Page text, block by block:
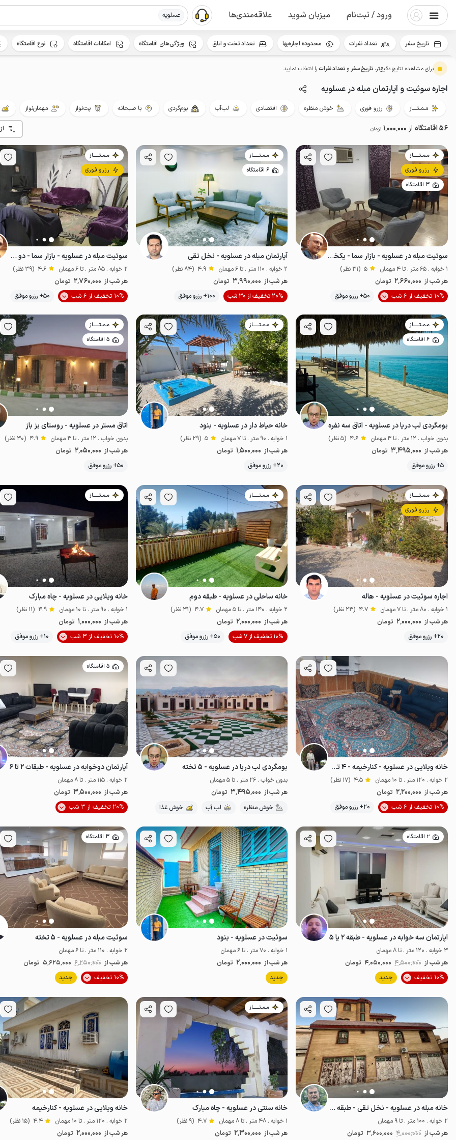
ورود / ثبت‌نام میزبان شوید علاقه‌مندی‌ها عسلویه
برای مشاهده نتایج دقیق‌تر، تاریخ سفرو تعداد نفراترا انتخاب نمایید
اجاره سوئیت و آپارتمان مبله در عسلویه
مـمـتــــاز رزرو فوری خوش منظره اقتصادی لب‌آب بوم‌گردی با صبحانه پت‌نواز مهمان‌نواز
56 اقامتگاه از 1٬000٬000 تومان
مـمـتــــــاز
رزرو فوری
3 اقامتگاه
سوئیت مبله در عسلویه - بازار سما - یکخوابه
1 خوابه . 65 متر . تا 4 مهمان 5 (31 نظر)
هر شب از 2٬660٬000 تومان
10% تخفیف از 6 شب
50+ رزرو موفق موقعیت در نقشه
مـمـتــــــاز
6 اقامتگاه
آپارتمان مبله در عسلویه - نخل تقی
2 خوابه . 110 متر . تا 6 مهمان 4.9 (84 نظر)
هر شب از 3٬990٬000 تومان
20% تخفیف از 30 شب
100+ رزرو موفق موقعیت در نقشه
مـمـتــــــاز
رزرو فوری
سوئیت مبله در عسلویه - بازار سما - دو خوابه
2 خوابه . 85 متر . تا 6 مهمان 4.6 (39 نظر)
هر شب از 2٬760٬000 تومان
10% تخفیف از 6 شب
50+ رزرو موفق
مـمـتــــــاز
6 اقامتگاه
بومگردی لب دریا در عسلویه - اتاق سه نفره
بدون خواب . 12 متر . تا 3 مهمان 4.6 (5 نظر)
هر شب از 3٬495٬000 تومان
5+ رزرو موفق
خوش منظره مناسب توان‌یاب
مـمـتــــــاز
خانه حیاط دار در عسلویه - بنود
1 خوابه . 90 متر . تا 7 مهمان 5 (29 نظر)
هر شب از 1٬500٬000 تومان
20+ رزرو موفق
اقتصادی
مـمـتــــــاز
5 اقامتگاه
اتاق مستر در عسلویه - روستای بز باز
بدون خواب . 12 متر . تا 3 مهمان 4.9 (30 نظر)
هر شب از 2٬050٬000 تومان
50+ رزرو موفق
مـمـتــــــاز
رزرو فوری
اجاره سوئیت در عسلویه - هاله
1 خوابه . 80 متر . تا 7 مهمان 4.7 (23 نظر)
هر شب از 2٬000٬000 تومان
20+ رزرو موفق
موقعیت در نقشه
مـمـتــــــاز
خانه ساحلی در عسلویه - طبقه دوم
2 خوابه . 140 متر . تا 5 مهمان 4.7 (31 نظر)
هر شب از 2٬000٬000 تومان
10% تخفیف از 7 شب
50+ رزرو موفق لب آب
مـمـتــــــاز
خانه ویلایی در عسلویه - چاه مبارک
1 خوابه . 90 متر . تا 10 مهمان 4.9 (11 نظر)
هر شب از 1٬000٬000 تومان
10% تخفیف از 3 شب
10+ رزرو موفق
خانه ویلایی در عسلویه - کنارخیمه - ۴ تخته
2 خوابه . 120 متر . تا 10 مهمان 4.5 (17 نظر)
هر شب از 2٬200٬000 تومان
10% تخفیف از 6 شب
20+ رزرو موفق موقعیت در نقشه
بومگردی لب دریا در عسلویه - ۵ تخته
بدون خواب . 26 متر . تا 5 مهمان
هر شب از 3٬495٬000 تومان
خوش منظره
لب آب خوش غذا موقعیت در نقشه
5 اقامتگاه
آپارتمان دوخوابه در عسلویه - طبقات ۲ تا ۶
2 خوابه . 115 متر . تا 8 مهمان
هر شب از 3٬500٬000 تومان
20% تخفیف از 3 شب
2 اقامتگاه
آپارتمان سه خوابه در عسلویه - طبقه ۲ یا ۵
3 خوابه . 120 متر . تا 8 مهمان
هر شب از 4٬500٬000 4٬050٬000 تومان
10% تخفیف
جدید پت‌نواز موقعیت در نقشه
سوئیت در عسلویه - بنود
1 خوابه . 70 متر . تا 6 مهمان
هر شب از 2٬000٬000 تومان
جدید
موقعیت در نقشه
3 اقامتگاه
سوئیت مبله در عسلویه - ۵ تخته
2 خوابه . 110 متر . تا 6 مهمان
هر شب از 6٬250٬000 5٬625٬000 تومان
10% تخفیف
جدید
خانه مبله در عسلویه - نخل تقی - طبقه دوم
2 خوابه . 100 متر . تا 9 مهمان
هر شب از 4٬000٬000 3٬600٬000 تومان
مـمـتــــــاز
خانه سنتی در عسلویه - چاه مبارک
1 خوابه . 48 متر . تا 8 مهمان 4.7 (9 نظر)
هر شب از 2٬300٬000 تومان
خانه ویلایی در عسلویه - کنارخیمه
2 خوابه . 120 متر . تا 10 مهمان 4.4 (15 نظر)
هر شب از 2٬000٬000 تومان
تاریخ سفر تعداد نفرات محدوده اجاره‌بها تعداد تخت و اتاق ویژگی‌های اقامتگاه امکانات اقامتگاه نوع اقامتگاه